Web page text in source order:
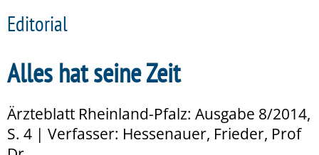
Editorial
Alles hat seine Zeit
Ärzteblatt Rheinland-Pfalz: Ausgabe 8/2014,
S. 4 | Verfasser: Hessenauer, Frieder, Prof